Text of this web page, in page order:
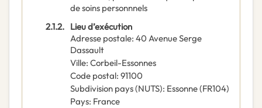
de soins personnnels
2.1.2. Lieu d’exécution
Adresse postale: 40 Avenue Serge
Dassault
Ville: Corbeil-Essonnes
Code postal: 91100
Subdivision pays (NUTS): Essonne(FR104)
Pays: France